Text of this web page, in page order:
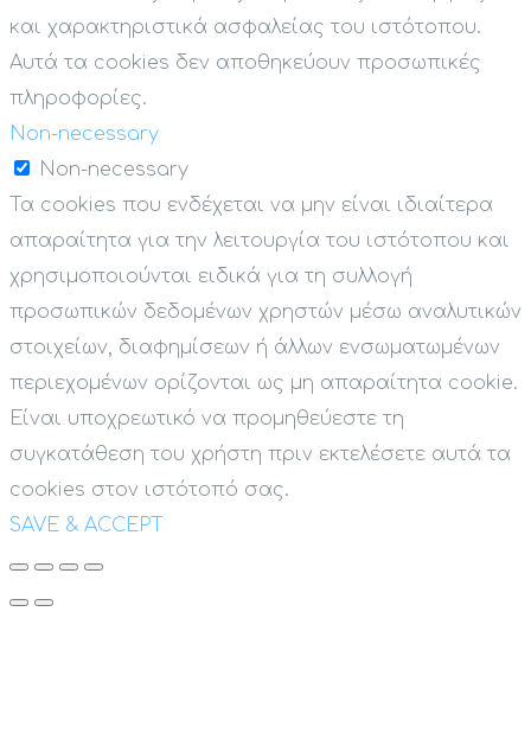
και χαρακτηριστικά ασφαλείας του ιστότοπου.
Αυτά τα cookies δεν αποθηκεύουν προσωπικές
πληροφορίες.
Non-necessary
Non-necessary
Τα cookies που ενδέχεται να μην είναι ιδιαίτερα
απαραίτητα για την λειτουργία του ιστότοπου και
χρησιμοποιούνται ειδικά για τη συλλογή
προσωπικών δεδομένων χρηστών μέσω αναλυτικών
στοιχείων, διαφημίσεων ή άλλων ενσωματωμένων
περιεχομένων ορίζονται ως μη απαραίτητα cookie.
Είναι υποχρεωτικό να προμηθεύεστε τη
συγκατάθεση του χρήστη πριν εκτελέσετε αυτά τα
cookies στον ιστότοπό σας.
SAVE & ACCEPT